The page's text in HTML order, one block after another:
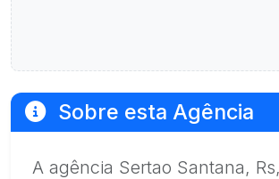
Sobre esta Agência
A agência Sertao Santana,